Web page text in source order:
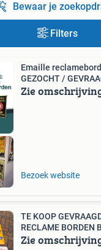
Bewaar je
Filters
RECLAMEBORDEN
Emaille
GEZOCHT /
Zie
Bezoek website
TE KOOP
RECLAME BORDEN
Zie